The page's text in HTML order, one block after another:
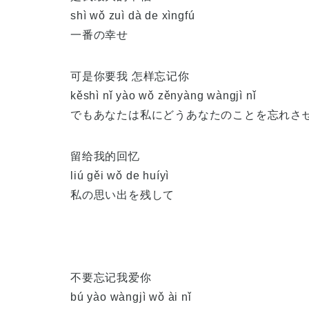
shì wǒ zuì dà de xìngfú
一番の幸せ
可是你要我 怎样忘记你
kěshì nǐ yào wǒ zěnyàng wàngjì nǐ
でもあなたは私にどうあなたのことを忘れさ
留给我的回忆
liú gěi wǒ de huíyì
私の思い出を残して
不要忘记我爱你
bú yào wàngjì wǒ ài nǐ